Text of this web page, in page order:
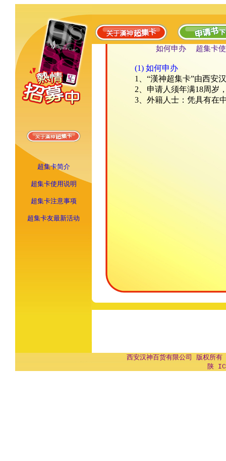
超集卡简介
超集卡使用说明
超集卡注意事项
超集卡友最新活动
如何申办 超集卡
(1) 如何申办
1、“漢神超集卡”由西安
2、申请人须年满18周岁
3、外籍人士：凭具有在
西安汉神百货有限公司 版
陕